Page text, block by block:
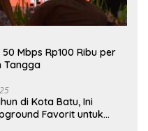
Mbps Rp100 Ribu per
Tangga
di Kota Batu, Ini
Favorit untuk